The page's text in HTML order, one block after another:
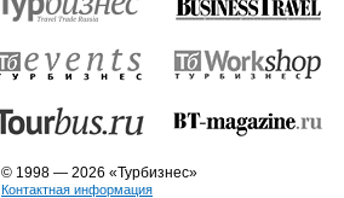
© 1998 — 2026 «Турбизнес»
Контактная информация